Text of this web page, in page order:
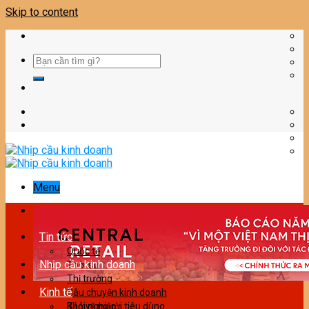
Skip to content
Menu
Tin tức
Quốc tế
Thời sự
Nhịp cầu kinh doanh
Thị trường
Câu chuyện kinh doanh
Bảo vệ người tiêu dùng
Kinh tế
Khởi nghiệp